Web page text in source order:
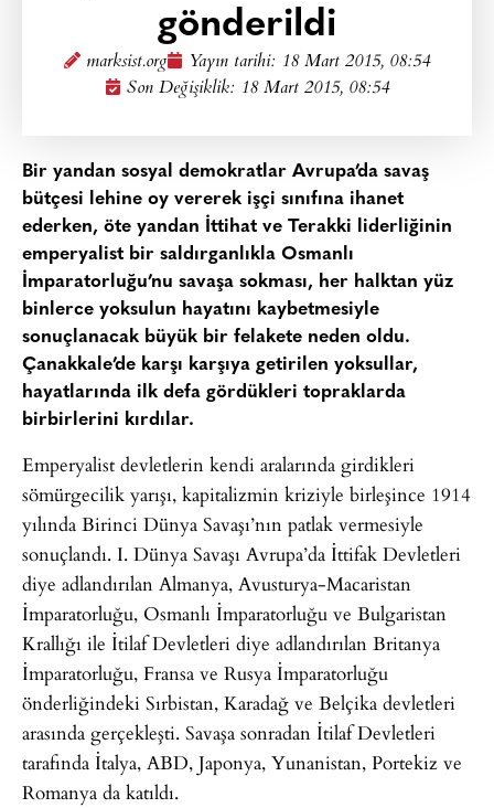
gönderildi
marksist.org Yayın tarihi: 18 Mart 2015, 08:54
Son Değişiklik: 18 Mart 2015, 08:54
Bir yandan sosyal demokratlar Avrupa’da savaş
bütçesi lehine oy vererek işçi sınıfına ihanet
ederken, öte yandan İttihat ve Terakki liderliğinin
emperyalist bir saldırganlıkla Osmanlı
İmparatorluğu’nu savaşa sokması, her halktan yüz
binlerce yoksulun hayatını kaybetmesiyle
sonuçlanacak büyük bir felakete neden oldu.
Çanakkale’de karşı karşıya getirilen yoksullar,
hayatlarında ilk defa gördükleri topraklarda
birbirlerini kırdılar.
Emperyalist devletlerin kendi aralarında girdikleri
sömürgecilik yarışı, kapitalizmin kriziyle birleşince 1914
yılında Birinci Dünya Savaşı’nın patlak vermesiyle
sonuçlandı. I. Dünya Savaşı Avrupa’da İttifak Devletleri
diye adlandırılan Almanya, Avusturya-Macaristan
İmparatorluğu, Osmanlı İmparatorluğu ve Bulgaristan
Krallığı ile İtilaf Devletleri diye adlandırılan Britanya
İmparatorluğu, Fransa ve Rusya İmparatorluğu
önderliğindeki Sırbistan, Karadağ ve Belçika devletleri
arasında gerçekleşti. Savaşa sonradan İtilaf Devletleri
tarafında İtalya, ABD, Japonya, Yunanistan, Portekiz ve
Romanya da katıldı.